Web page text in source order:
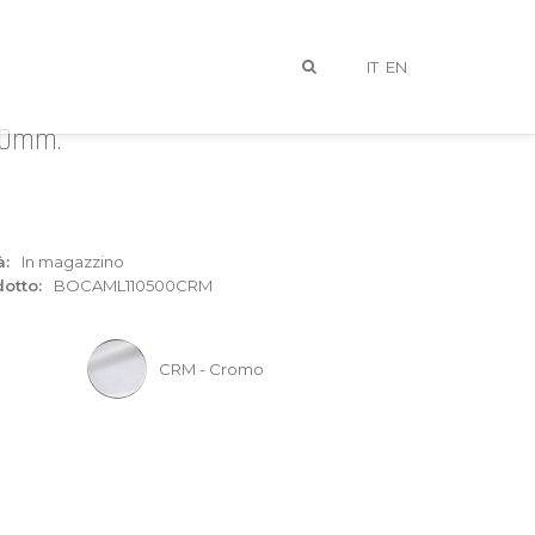
IT EN
In magazzino
BOCAML110500CRM
CRM - Cromo